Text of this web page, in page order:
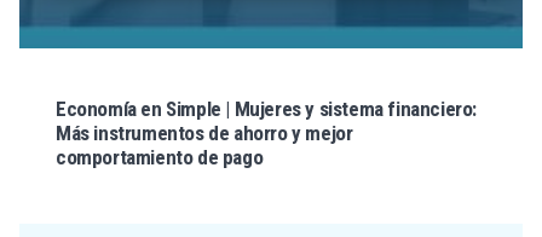
Economía en Simple | Mujeres y sistema financiero:
Más instrumentos de ahorro y mejor
comportamiento de pago